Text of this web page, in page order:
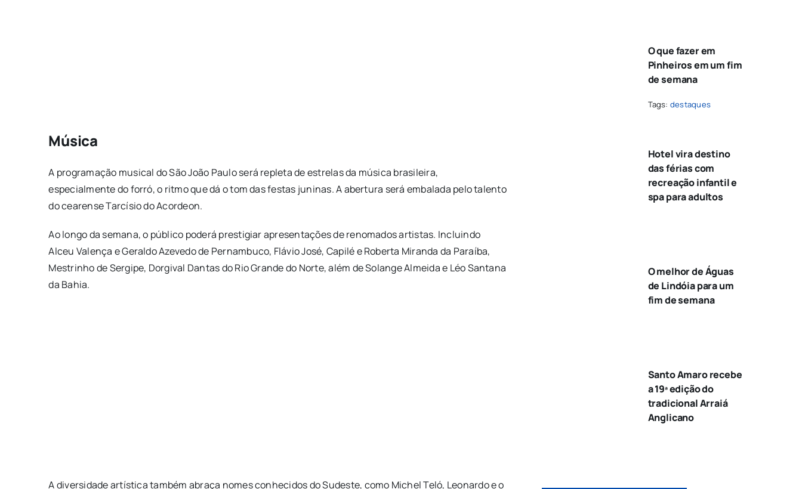
Música
A programação musical do São João Paulo será repleta de estrelas da música brasileira,
especialmente do forró, o ritmo que dá o tom das festas juninas. A abertura será embalada pelo talento
do cearense Tarcísio do Acordeon.
Ao longo da semana, o público poderá prestigiar apresentações de renomados artistas. Incluindo
Alceu Valença e Geraldo Azevedo de Pernambuco, Flávio José, Capilé e Roberta Miranda da Paraíba,
Mestrinho de Sergipe, Dorgival Dantas do Rio Grande do Norte, além de Solange Almeida e Léo Santana
da Bahia.
A diversidade artística também abraça nomes conhecidos do Sudeste, como Michel Teló, Leonardo e o
O que fazer em
Pinheiros em um fim
de semana
Tags: destaques
Hotel vira destino
das férias com
recreação infantil e
spa para adultos
O melhor de Águas
de Lindóia para um
fim de semana
Santo Amaro recebe
a 19ª edição do
tradicional Arraiá
Anglicano